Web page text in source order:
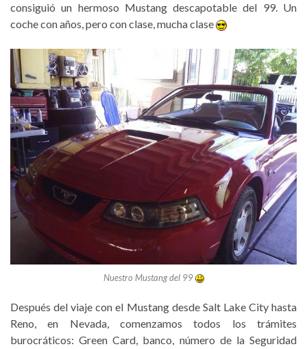
consiguió un hermoso Mustang descapotable del 99. Un
coche con años, pero con clase, mucha clase
Nuestro Mustang del 99
Después del viaje con el Mustang desde Salt Lake City hasta
Reno, en Nevada, comenzamos todos los trámites
burocráticos: Green Card, banco, número de la Seguridad